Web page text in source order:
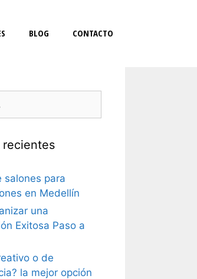
BLOG CONTACTO
recientes
salones para
en Medellín
una
Exitosa Paso a
o de
la mejor opción